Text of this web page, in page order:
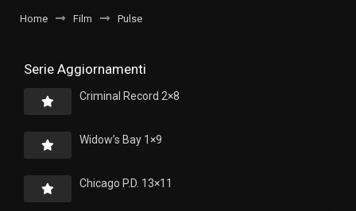
Home Film Pulse
Serie Aggiornamenti
Criminal Record 2×8
Widow’s Bay 1×9
Chicago P.D. 13×11